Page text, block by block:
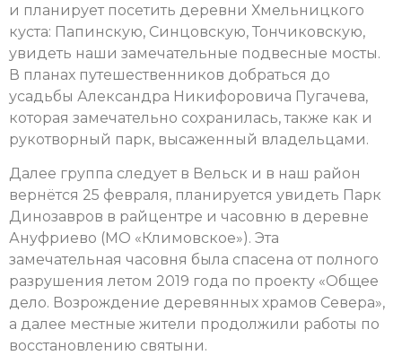
и планирует посетить деревни Хмельницкого
куста: Папинскую, Синцовскую, Тончиковскую,
увидеть наши замечательные подвесные мосты.
В планах путешественников добраться до
усадьбы Александра Никифоровича Пугачева,
которая замечательно сохранилась, также как и
рукотворный парк, высаженный владельцами.
Далее группа следует в Вельск и в наш район
вернётся 25 февраля, планируется увидеть Парк
Динозавров в райцентре и часовню в деревне
Ануфриево (МО «Климовское»). Эта
замечательная часовня была спасена от полного
разрушения летом 2019 года по проекту «Общее
дело. Возрождение деревянных храмов Севера»,
а далее местные жители продолжили работы по
восстановлению святыни.